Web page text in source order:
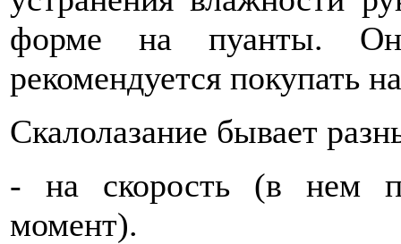
форме на пуанты.
рекомендуется покупать
Скалолазание бывает
- на скорость (в нем
момент).